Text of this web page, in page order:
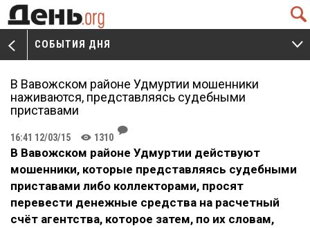
Q
V
СОБЫТИЯ ДНЯ
W
В Вавожском районе Удмуртии мошенники
наживаются, представляясь судебными
приставами
16:41 12/03/15 K 1310
J
В Вавожском районе Удмуртии действуют
мошенники, которые представляясь судебными
приставами либо коллекторами, просят
перевести денежные средства на расчетный
счёт агентства, которое затем, по их словам,